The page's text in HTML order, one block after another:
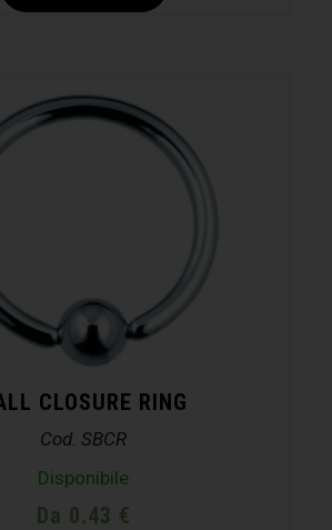
CLOSURE RING
Cod. SBCR
Disponibile
Da 0.43 €